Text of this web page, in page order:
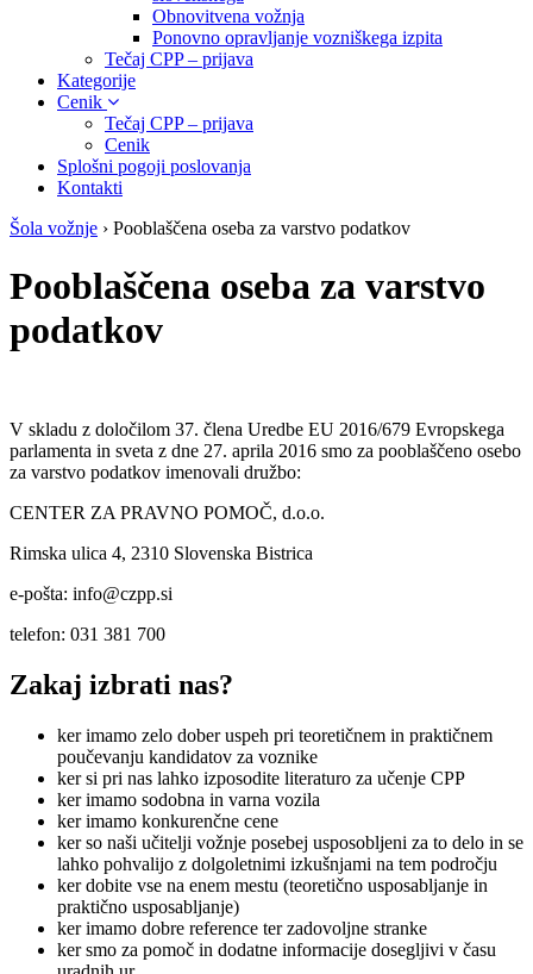
Obnovitvena vožnja
Ponovno opravljanje vozniškega izpita
Tečaj CPP – prijava
Kategorije
Cenik
Tečaj CPP – prijava
Cenik
Splošni pogoji poslovanja
Kontakti
Šola vožnje › Pooblaščena oseba za varstvo podatkov
Pooblaščena oseba za varstvo
podatkov
V skladu z določilom 37. člena Uredbe EU 2016/679 Evropskega
parlamenta in sveta z dne 27. aprila 2016 smo za pooblaščeno osebo
za varstvo podatkov imenovali družbo:
CENTER ZA PRAVNO POMOČ, d.o.o.
Rimska ulica 4, 2310 Slovenska Bistrica
e-pošta: info@czpp.si
telefon: 031 381 700
Zakaj izbrati nas?
ker imamo zelo dober uspeh pri teoretičnem in praktičnem
poučevanju kandidatov za voznike
ker si pri nas lahko izposodite literaturo za učenje CPP
ker imamo sodobna in varna vozila
ker imamo konkurenčne cene
ker so naši učitelji vožnje posebej usposobljeni za to delo in se
lahko pohvalijo z dolgoletnimi izkušnjami na tem področju
ker dobite vse na enem mestu (teoretično usposabljanje in
praktično usposabljanje)
ker imamo dobre reference ter zadovoljne stranke
ker smo za pomoč in dodatne informacije dosegljivi v času